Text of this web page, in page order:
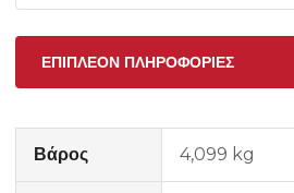
ΕΠΙΠΛΈΟΝ ΠΛΗΡΟΦΟΡΊΕΣ
Βάρος 4,099 kg